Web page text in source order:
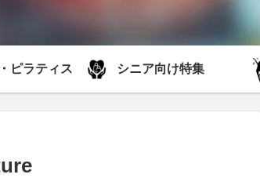
ピラティス シニア向け特集